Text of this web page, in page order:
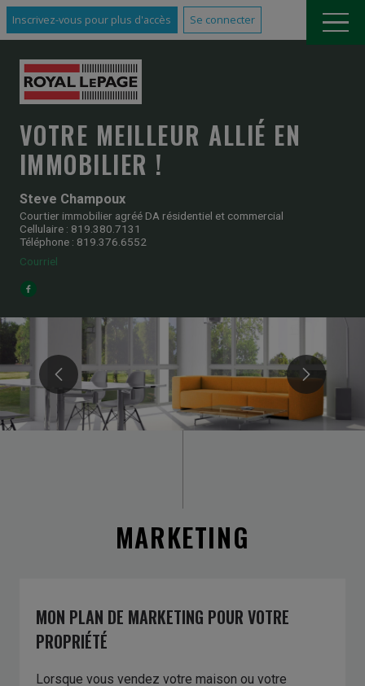
Inscrivez-vous pour plus d'accès Se connecter
Steve Champoux
Courtier immobilier agréé DA résidentiel et commercial
Cellulaire : 819.380.7131
Téléphone : 819.376.6552
Courriel
VOTRE MEILLEUR ALLIÉ EN
IMMOBILIER !
MARKETING
MON PLAN DE MARKETING POUR VOTRE
PROPRIÉTÉ
Lorsque vous vendez votre maison ou votre